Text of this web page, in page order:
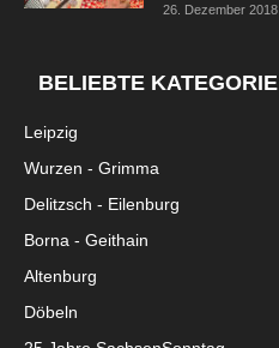
26. Dezember 2018
BELIEBTE KATEGORIE
Leipzig
Wurzen - Grimma
Delitzsch - Eilenburg
Borna - Geithain
Altenburg
Döbeln